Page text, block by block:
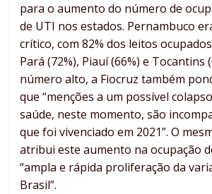
para o aumento do número de
de UTI nos estados. Pernambuco
crítico, com 82% dos leitos
Pará (72%), Piauí (66%) e Tocantins
número alto, a Fiocruz também
que “menções a um possível
saúde, neste momento, são
que foi vivenciado em 2021”. O
atribui este aumento na ocupação
“ampla e rápida proliferação da
Brasil”.